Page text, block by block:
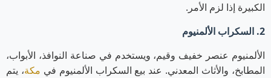
الكبيرة إذا لزم الأمر.
2. السكراب الألمنيوم
الألمنيوم عنصر خفيف وقيم، ويستخدم في صناعة النوافذ، الأبواب،
المطابخ، والأثاث المعدني. عند بيع السكراب الألمنيوم في مكة، يتم